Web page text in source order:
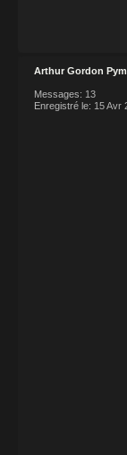
Arthur Gordon Pym
Messages: 13
Enregistré le: 15 Avr